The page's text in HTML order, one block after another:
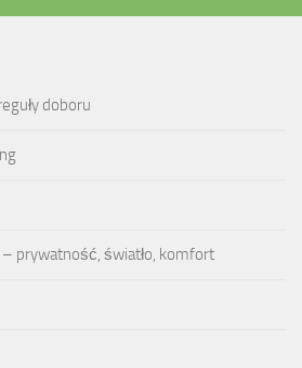
doboru
– prywatność, światło, komfort